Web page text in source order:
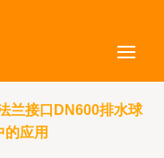
兰接口DN600排水球
应用